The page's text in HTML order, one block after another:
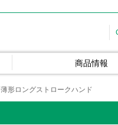
商品情報
薄形ロングストロークハンド